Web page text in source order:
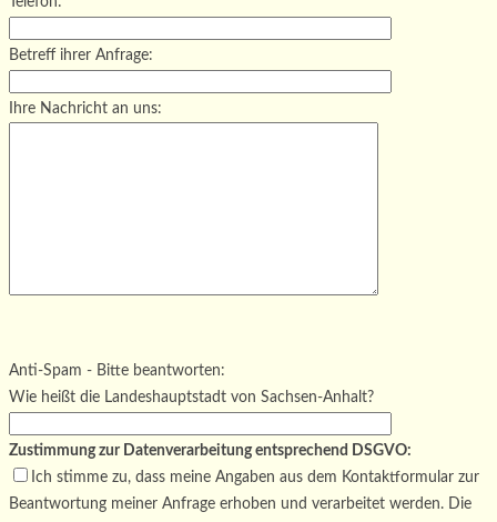
Betreff ihrer Anfrage:
Ihre Nachricht an uns:
Bitte lasse dieses Feld leer.
Anti-Spam - Bitte beantworten:
Wie heißt die Landeshauptstadt von Sachsen-Anhalt?
Zustimmung zur Datenverarbeitung entsprechend DSGVO:
Ich stimme zu, dass meine Angaben aus dem Kontaktformular zur
Beantwortung meiner Anfrage erhoben und verarbeitet werden. Die